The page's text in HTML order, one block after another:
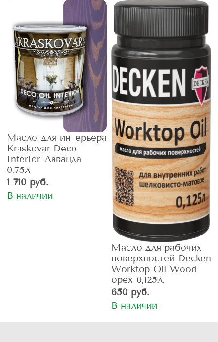
Масло для интерьера
Kraskovar Deco
Interior Лаванда
0,75л
1 710 руб.
В наличии
Масло для рабочих
поверхностей Decken
Worktop Oil Wood
орех 0,125л.
650 руб.
В наличии